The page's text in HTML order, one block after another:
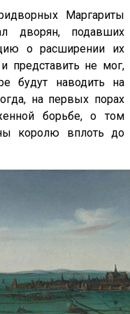
Маргариты
дворян, подавших
о расширении их
пред­ставить не мог,
будут наводить на
на первых порах
борьбе, о том
королю вплоть до